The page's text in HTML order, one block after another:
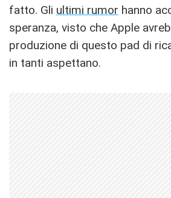
fatto. Gli ultimi rumor hanno
speranza, visto che Apple
produzione di questo pad di
in tanti aspettano.